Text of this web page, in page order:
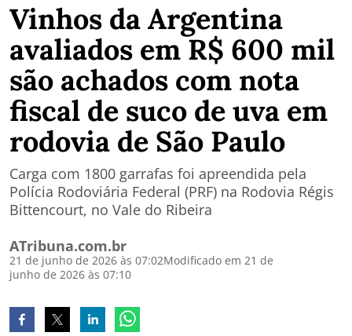
Vinhos da Argentina
avaliados em R$ 600 mil
são achados com nota
fiscal de suco de uva em
rodovia de São Paulo
Carga com 1800 garrafas foi apreendida pela
Polícia Rodoviária Federal (PRF) na Rodovia Régis
Bittencourt, no Vale do Ribeira
ATribuna.com.br
21 de junho de 2026 às 07:02Modificado em 21 de
junho de 2026 às 07:10